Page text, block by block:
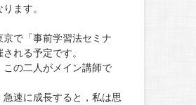
ます。
京で「事前学習法セミナ
れる予定です。
この二人がメイン講師で
急速に成長すると，私は思